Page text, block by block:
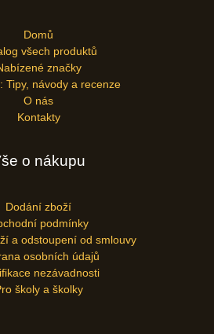
Domů
všech produktů
značky
Tipy, návody a recenze
O nás
Kontakty
o nákupu
Dodání zboží
podmínky
a odstoupení od smlouvy
osobních údajů
nezávadnosti
školy a školky